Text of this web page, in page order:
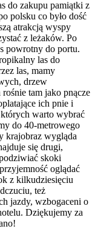
do zakupu pamiątki z
polsku co było dość
atrakcją wyspy
z leżaków. Po
powrotny do portu.
las do
las, mamy
drzew
tam jako pnącze
ich pnie i
których warto wybrać
do 40-metrowego
krajobraz wygląda
się drugi,
skoki
oglądać
z kilkudziesięciu
też
jazdy, wzbogaceni o
Dziękujemy za